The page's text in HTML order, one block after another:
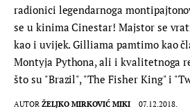
radionici legendarnoga
se u kinima Cinestar! Majstor se
kao i uvijek. Gilliama pamtimo kao
Montyja Pythona, ali i kvalitetnoga
što su "Brazil", "The Fisher King" i
AUTOR ŽELJKO MIRKOVIĆ MIKI 07.12.2018.